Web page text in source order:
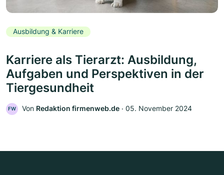
Ausbildung & Karriere
Karriere als Tierarzt: Ausbildung,
Aufgaben und Perspektiven in der
Tiergesundheit
FW Von Redaktion firmenweb.de ‧ 05. November 2024